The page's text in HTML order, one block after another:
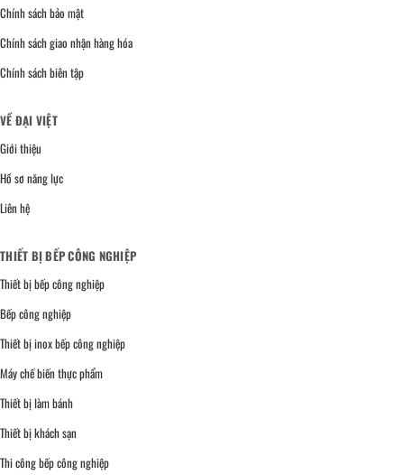
Chính sách bảo mật
Chính sách giao nhận hàng hóa
Chính sách biên tập
VỀ ĐẠI VIỆT
Giới thiệu
Hồ sơ năng lực
Liên hệ
THIẾT BỊ BẾP CÔNG NGHIỆP
Thiết bị bếp công nghiệp
Bếp công nghiệp
Thiết bị inox bếp công nghiệp
Máy chế biến thực phẩm
Thiết bị làm bánh
Thiết bị khách sạn
Thi công bếp công nghiệp